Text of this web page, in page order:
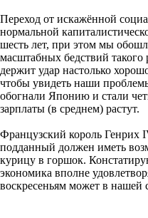
Переход от искажённой
нормальной
шесть лет, при этом мы
масштабных бедствий такого
держит удар настолько
чтобы увидеть наши
обогнали Японию и стали
зарплаты (в среднем) растут.
Французский король Генрих
подданный должен иметь
курицу в горшок.
экономика вполне
воскресеньям может в нашей